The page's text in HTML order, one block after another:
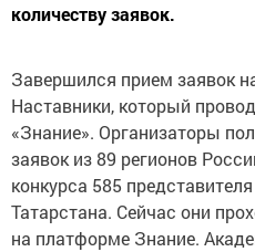
количеству заявок.
Завершился прием заявок
Наставники, который
«Знание». Организаторы
заявок из 89 регионов
конкурса 585
Татарстана. Сейчас они
на платформе Знание.